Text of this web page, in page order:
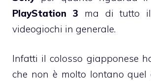
PlayStation 3 ma di tutto
videogiochi in generale.
Infatti il colosso giapponese
che non è molto lontano quel